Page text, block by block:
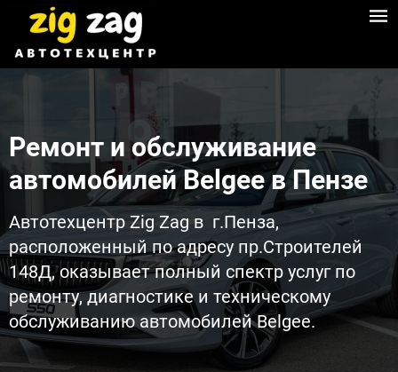
Ремонт и обслуживание
автомобилей Belgee в Пензе​
Автотехцентр Zig Zag в г.Пенза,
расположенный по адресу пр.Строителей
148Д, оказывает полный спектр услуг по
ремонту, диагностике и техническому
обслуживанию автомобилей Belgee.